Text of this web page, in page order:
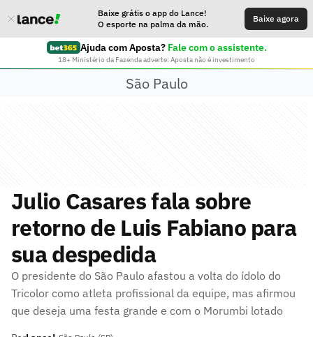
Baixe grátis o app do Lance!
O esporte na palma da mão.
Baixe agora
Ajuda com Aposta? Fale com o assistente.
18+ Ministério da Fazenda adverte: Aposta não é investimento
São Paulo
Julio Casares fala sobre
retorno de Luis Fabiano para
sua despedida
O presidente do São Paulo afastou a volta do ídolo do
Tricolor como atleta profissional da equipe, mas afirmou
que deseja uma festa grande e com o Morumbi lotado